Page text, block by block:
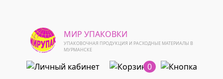
МИР УПАКОВКИ
УПАКОВОЧНАЯ ПРОДУКЦИЯ И РАСХОДНЫЕ МАТЕРИАЛЫ В
МУРМАНСКЕ
0